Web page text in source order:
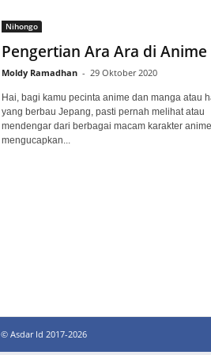
Nihongo
Pengertian Ara Ara di Anime
Moldy Ramadhan - 29 Oktober 2020
Hai, bagi kamu pecinta anime dan manga atau
yang berbau Jepang, pasti pernah melihat atau
mendengar dari berbagai macam karakter
mengucapkan...
© Asdar Id 2017-2026